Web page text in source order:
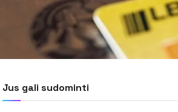
Jus gali sudominti